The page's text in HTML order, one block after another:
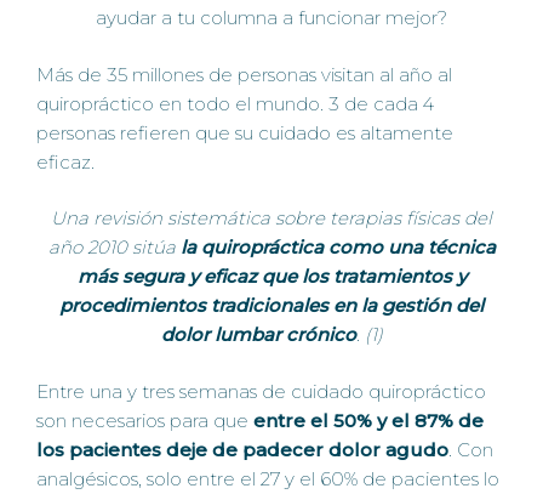
ayudar a tu columna a funcionar mejor?
Más de 35 millones de personas visitan al año al
quiropráctico en todo el mundo. 3 de cada 4
personas refieren que su cuidado es altamente
eficaz.
Una revisión sistemática sobre terapias físicas del
año 2010 sitúa la quiropráctica como una técnica
más segura y eficaz que los tratamientos y
procedimientos tradicionales en la gestión del
dolor lumbar crónico. (1)
Entre una y tres semanas de cuidado quiropráctico
son necesarios para que entre el 50% y el 87% de
los pacientes deje de padecer dolor agudo . Con
analgésicos, solo entre el 27 y el 60% de pacientes lo